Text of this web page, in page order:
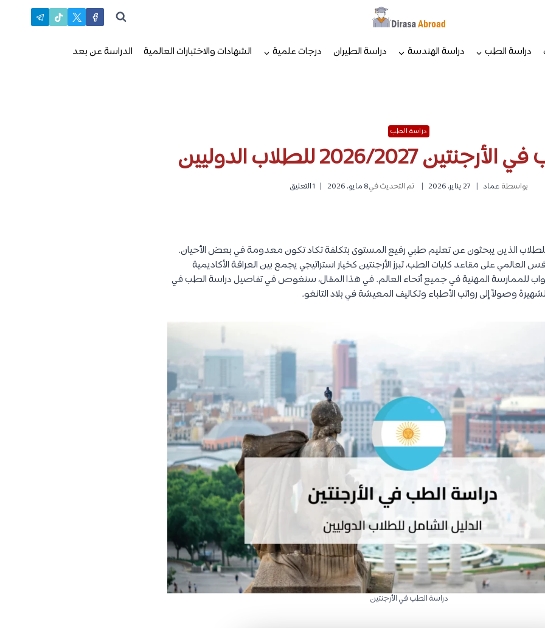
دراسة الطب دراسة الهندسة دراسة الطيران درجات علمية الشهادات والاختبارات العالمية الدراسة عن بعد
دراسة الطب
2026/2027 للطلاب الدوليين
بواسطة عماد 27 يناير، 2026 تم التحديث في8 مايو، 2026 1 التعليق
للطلاب الذين يبحثون عن تعليم طبي رفيع المستوى بتكلفة تكاد تكون معدومة في بعض الأحيان.
التنافس العالمي على مقاعد كليات الطب، تبرز الأرجنتين كخيار استراتيجي يجمع بين العراقة الأكاديمية
للممارسة المهنية في جميع أنحاء العالم. في هذا المقال، سنغوص في تفاصيل دراسة الطب في
وصولاً إلى رواتب الأطباء وتكاليف المعيشة في بلاد التانغو.
دراسة الطب في الأرجنتين